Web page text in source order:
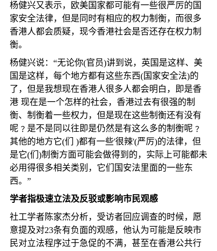
杨健兴又表示，欧美国家都可能有一些很严厉的国
家安全法律，但是同时有相应的权力制衡，而很多
香港人都会质疑，现今香港社会是否还存在权力制
衡。
杨健兴说：“无论你(官员)讲到说，英国是这样、美
国是这样，每个地方都有这些东西(国家安全法)的
了，但是我想现在香港人很多人都会明白，即是香
港 现在是一个怎样的社会，香港过去有很强的制
衡、制衡着一些权力，但是现在这些制衡还有没有
呢﹖是不是同以往即是仍然是有这么多的制衡呢﹖
其他的地方它(们 )都有一些'很辣'(严厉)的法律，但
是它(们 )制衡方面可能会做得到的，实际上可能都未
必用得很多相关类别，它们国安法里面的一些东
西。”
学者指极速立法及反驳或影响市民观感
社工学者陈家杰分析，受访者回应调查的时候，愿
意提及对23条有负面的观感，他认为可能是反映市
民对立法程序过于急促的不满，甚至在香港公共行